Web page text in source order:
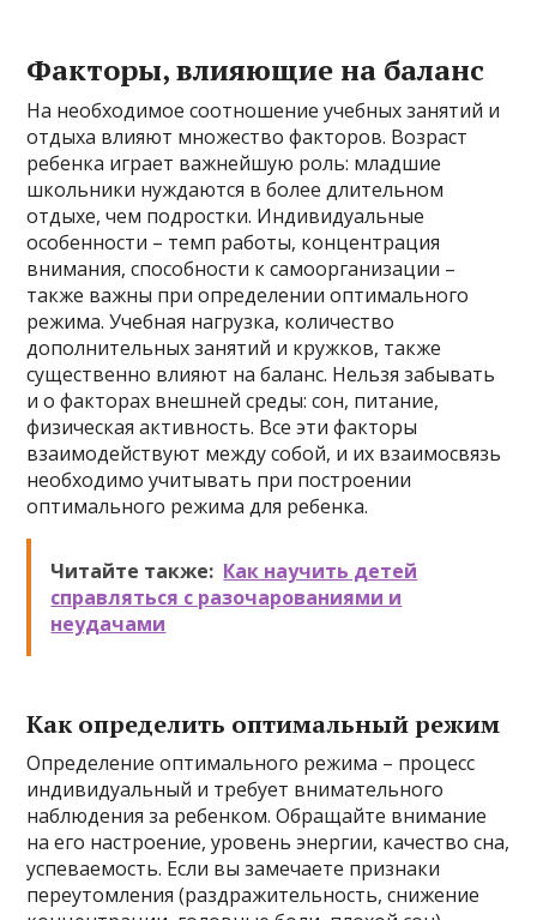
Факторы, влияющие на баланс
На необходимое соотношение учебных занятий и
отдыха влияют множество факторов. Возраст
ребенка играет важнейшую роль: младшие
школьники нуждаются в более длительном
отдыхе, чем подростки. Индивидуальные
особенности – темп работы, концентрация
внимания, способности к самоорганизации –
также важны при определении оптимального
режима. Учебная нагрузка, количество
дополнительных занятий и кружков, также
существенно влияют на баланс. Нельзя забывать
и о факторах внешней среды: сон, питание,
физическая активность. Все эти факторы
взаимодействуют между собой, и их взаимосвязь
необходимо учитывать при построении
оптимального режима для ребенка.
Читайте также: Как научить детей
справляться с разочарованиями и
неудачами
Как определить оптимальный режим
Определение оптимального режима – процесс
индивидуальный и требует внимательного
наблюдения за ребенком. Обращайте внимание
на его настроение, уровень энергии, качество сна,
успеваемость. Если вы замечаете признаки
переутомления (раздражительность, снижение